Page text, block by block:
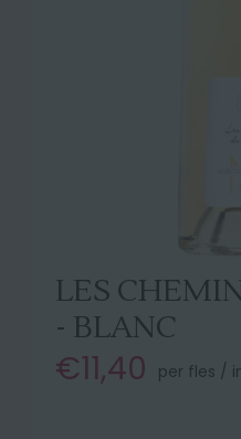
LES
- BLANC
€11,40 per fles /